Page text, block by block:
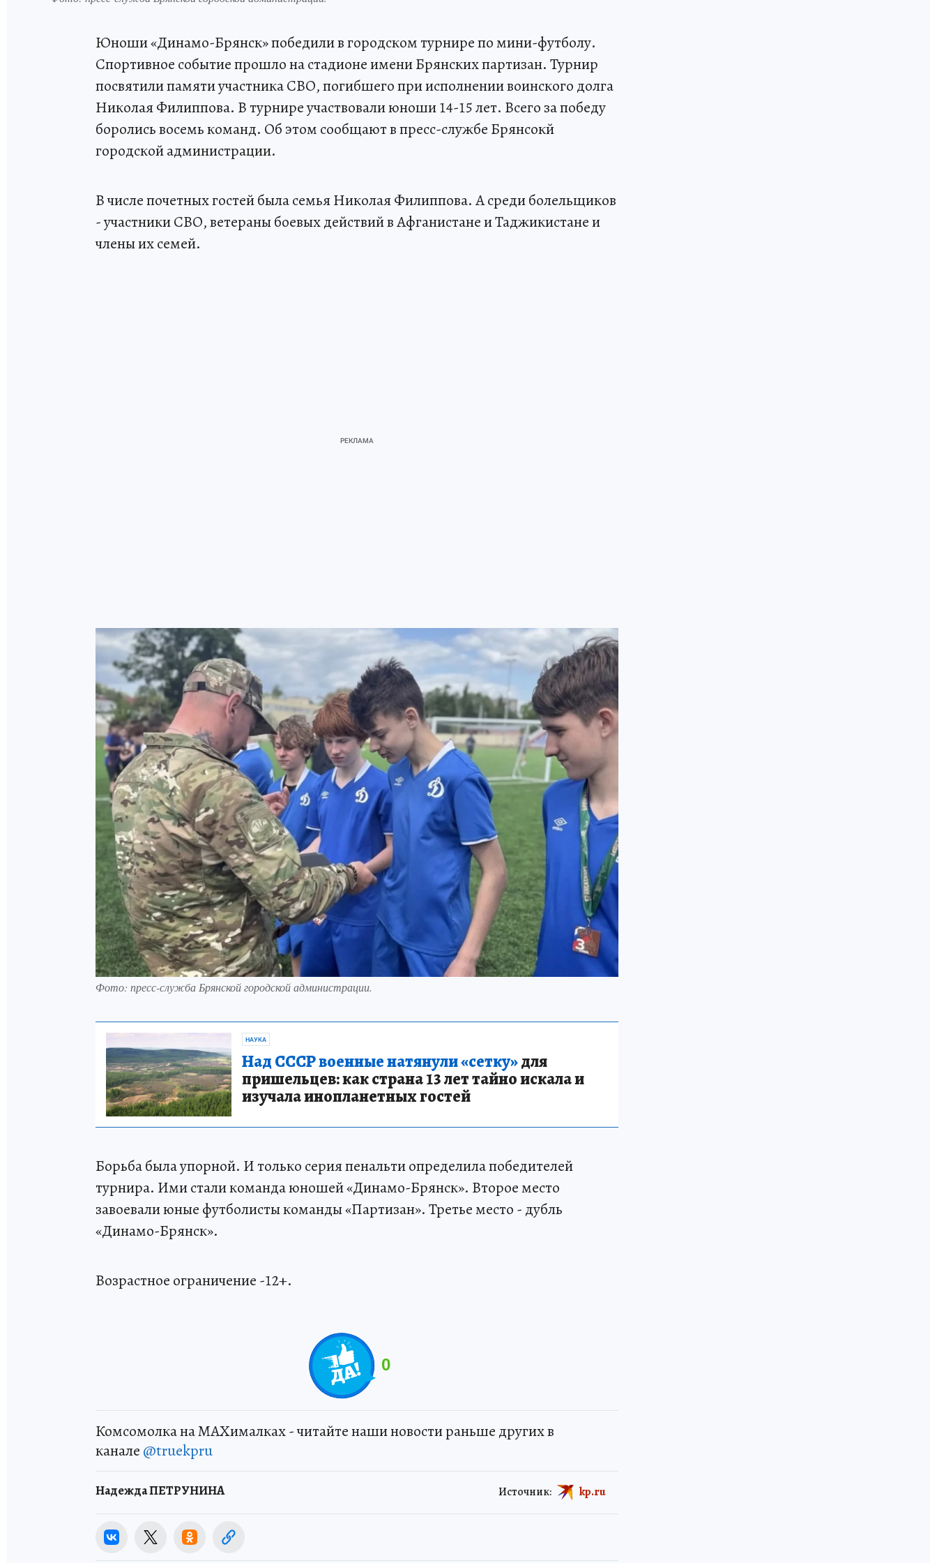
Юноши «Динамо-Брянск» победили в городском турнире по мини-футболу.
Спортивное событие прошло на стадионе имени Брянских партизан. Турнир
посвятили памяти участника СВО, погибшего при исполнении воинского долга
Николая Филиппова. В турнире участвовали юноши 14-15 лет. Всего за победу
боролись восемь команд. Об этом сообщают в пресс-службе Брянсокй
городской администрации.
В числе почетных гостей была семья Николая Филиппова. А среди болельщиков
- участники СВО, ветераны боевых действий в Афганистане и Таджикистане и
члены их семей.
Фото: пресс-служба Брянской городской администрации.
НАУКА
Над СССР военные натянули «сетку»для
пришельцев: как страна 13 лет тайно искала и
изучала инопланетных гостей
Борьба была упорной. И только серия пенальти определила победителей
турнира. Ими стали команда юношей «Динамо-Брянск». Второе место
завоевали юные футболисты команды «Партизан». Третье место - дубль
«Динамо-Брянск».
Возрастное ограничение -12+.
0
Комсомолка на MAXималках - читайте наши новости раньше других в
канале @truekpru
Надежда ПЕТРУНИНА Источник: kp.ru